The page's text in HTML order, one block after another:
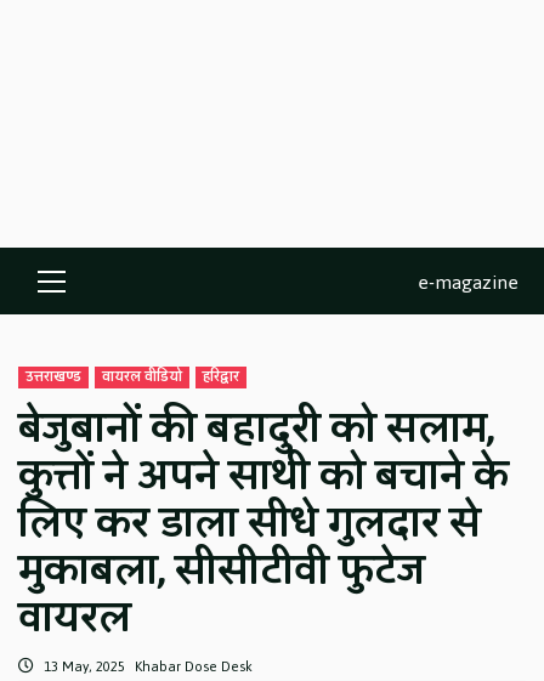
Primary
Menu
e-magazine
उत्तराखण्ड वायरल वीडियो हरिद्वार
बेजुबानों की बहादुरी को सलाम,
कुत्तों ने अपने साथी को बचाने के
लिए कर डाला सीधे गुलदार से
मुकाबला, सीसीटीवी फुटेज
वायरल
13 May, 2025 Khabar Dose Desk